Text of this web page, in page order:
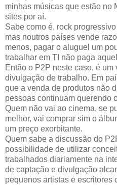
minhas músicas que estão no
sites por aí.
Sabe como é, rock
mas noutros países vende
menos, pagar o aluguel um
trabalhar em TI não paga
Então o P2P neste caso, é
divulgação de trabalho. Em
que a venda de produtos não
pessoas continuam querendo
Quem não vai ao cinema, se
melhor, vai comprar sim o
um preço exorbitante.
Quem sabe a discussão do
possibilidade de utilizar
trabalhados diariamente na
de captação e divulgação
pequenos artistas e escritores